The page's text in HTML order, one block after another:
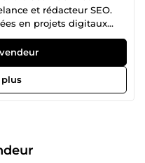
et rédacteur SEO.
en projets digitaux
création de sites
(WordPress, Laravel,
SEO : contenus
fiches produits) afin
digital : stratégies
un contenu prêt à
: vous livrer un
plus